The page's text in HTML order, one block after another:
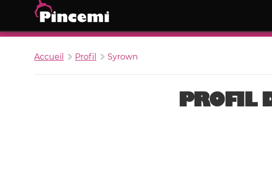
Accueil Profil Syrown
PROFIL